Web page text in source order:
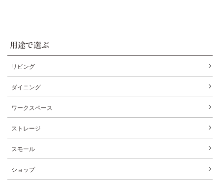
用途で選ぶ
リビング
ダイニング
ワークスペース
ストレージ
スモール
ショップ